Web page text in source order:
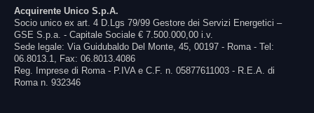
Acquirente Unico S.p.A.
Socio unico ex art. 4 D.Lgs 79/99 Gestore dei Servizi Energetici –
GSE S.p.a. - Capitale Sociale € 7.500.000,00 i.v.
Sede legale: Via Guidubaldo Del Monte, 45, 00197 - Roma - Tel:
06.8013.1, Fax: 06.8013.4086
Reg. Imprese di Roma - P.IVA e C.F. n. 05877611003 - R.E.A. di
Roma n. 932346